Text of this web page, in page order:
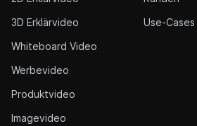
3D Erklärvideo
Whiteboard Video
Werbevideo
Produktvideo
Imagevideo
Use-Cases